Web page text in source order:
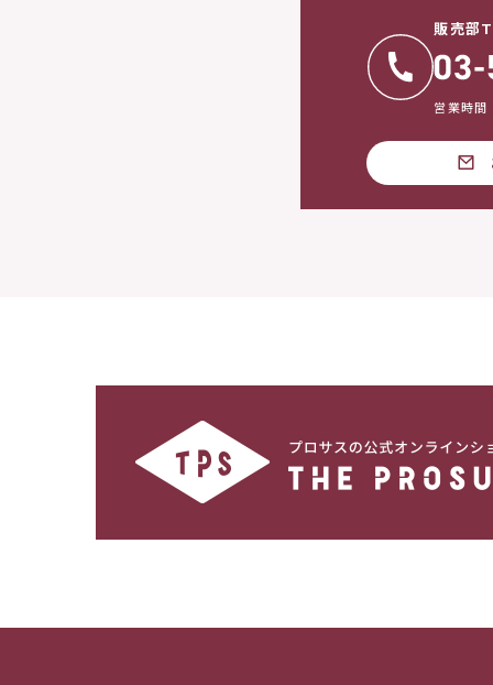
販売部
営業時